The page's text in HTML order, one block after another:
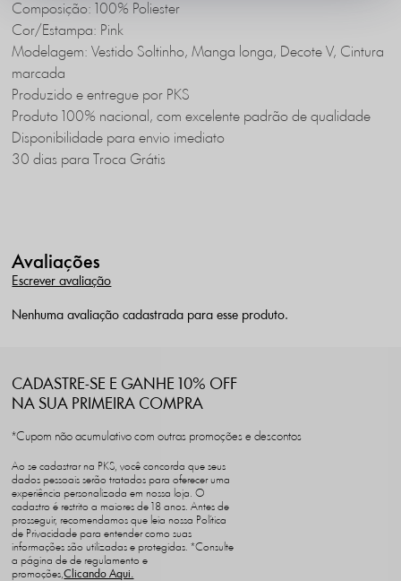
Composição: 100% Poliester
Cor/Estampa: Pink
Modelagem: Vestido Soltinho, Manga longa, Decote V, Cintura
marcada
Produzido e entregue por PKS
Produto 100% nacional, com excelente padrão de qualidade
Disponibilidade para envio imediato
30 dias para Troca Grátis
Avaliações
Escrever avaliação
Nenhuma avaliação cadastrada para esse produto.
CADASTRE-SE E GANHE 10% OFF
NA SUA PRIMEIRA COMPRA
*Cupom não acumulativo com outras promoções e descontos
Ao se cadastrar na PKS, você concorda que seus
dados pessoais serão tratados para oferecer uma
experiência personalizada em nossa loja. O
cadastro é restrito a maiores de 18 anos. Antes de
prosseguir, recomendamos que leia nossa Política
de Privacidade para entender como suas
informações são utilizadas e protegidas. *Consulte
a página de de regulamento e
promoções,